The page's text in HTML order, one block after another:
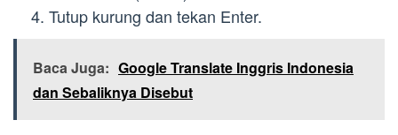
Tutup kurung dan tekan Enter.
Baca Juga: Google Translate Inggris Indonesia
dan Sebaliknya Disebut